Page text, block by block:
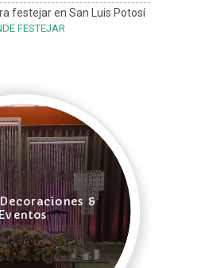
festejar en San Luis Potosí
FESTEJAR
&